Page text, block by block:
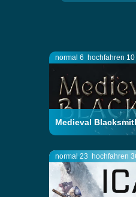
normal 6 hochfahren 10
Medieval
normal 23 hochfahren